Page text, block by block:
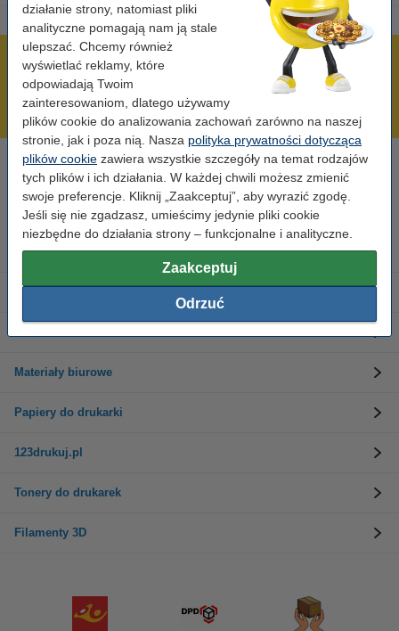
działanie strony, natomiast pliki
analityczne pomagają nam ją stale
ulepszać. Chcemy również
wyświetlać reklamy, które
odpowiadają Twoim
zainteresowaniom, dlatego używamy
plików cookie do analizowania zachowań zarówno na naszej
stronie, jak i poza nią. Nasza polityka prywatności dotycząca
plików cookie zawiera wszystkie szczegóły na temat rodzajów
tych plików i ich działania. W każdej chwili możesz zmienić
swoje preferencje. Kliknij „Zaakceptuj”, aby wyrazić zgodę.
Jeśli się nie zgadzasz, umieścimy jedynie pliki cookie
niezbędne do działania strony – funkcjonalne i analityczne.
Zaakceptuj
Odrzuć
600 tysięcy zadowolonych klientów
Wysyłka już dzisiaj!
Najniższe ceny!
Potrzebujesz pomocy?
Skontaktuj się z nami 123 123 270
Pn-Pt od 8:00 do 16:00
Tusze do drukarek
Etykiety i taśmy
Materiały biurowe
Papiery do drukarki
123drukuj.pl
Tonery do drukarek
Filamenty 3D